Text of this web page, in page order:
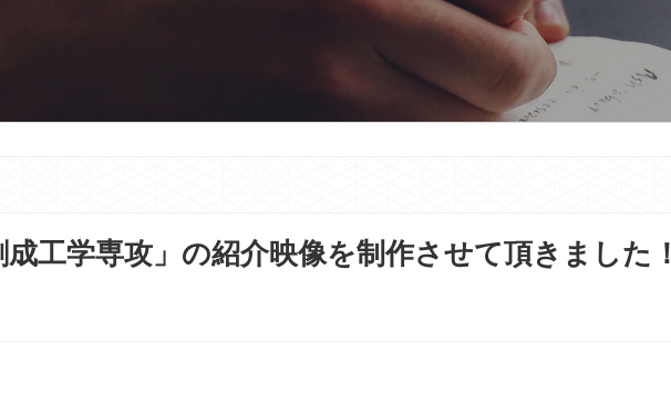
工学専攻」の紹介映像を制作させて頂きました！